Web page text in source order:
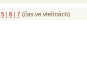
5| 6 7 (čas ve vteřinách)